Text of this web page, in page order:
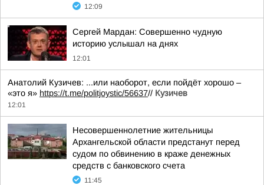
12:09
Сергей Мардан: Совершенно чудную
историю услышал на днях
12:01
Анатолий Кузичев: ...или наоборот, если пойдёт хорошо –
«это я» https://t.me/politjoystic/56637// Кузичев
12:01
Несовершеннолетние жительницы
Архангельской области предстанут перед
судом по обвинению в краже денежных
средств с банковского счета
11:45